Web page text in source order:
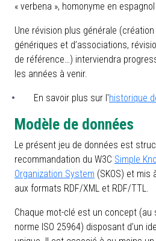
« verbena », homonyme en
Une révision plus générale
génériques et d’associations,
de référence…) interviendra
les années à venir.
En savoir plus sur l'historique
Modèle de données
Le présent jeu de données est
recommandation du W3C Simple
Organization System (SKOS) et mis
aux formats RDF/XML et RDF/TTL.
Chaque mot-clé est un concept (au
norme ISO 25964) disposant d’un